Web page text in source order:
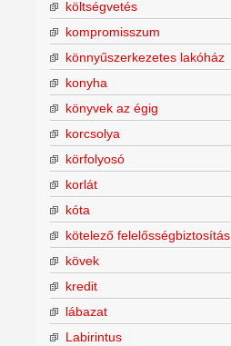
költségvetés
kompromisszum
könnyűszerkezetes lakóház
konyha
könyvek az égig
korcsolya
körfolyosó
korlát
kóta
kötelező felelősségbiztosítás
kövek
kredit
lábazat
Labirintus